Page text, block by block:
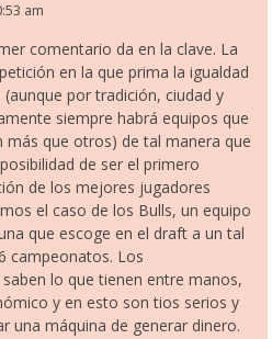
am
comentario da en la clave. La
en la que prima la igualdad
por tradición, ciudad y
siempre habrá equipos que
más que otros) de tal manera que
de ser el primero
de los mejores jugadores
el caso de los Bulls, un equipo
que escoge en el draft a un tal
campeonatos. Los
lo que tienen entre manos,
y en esto son tios serios y
una máquina de generar dinero.